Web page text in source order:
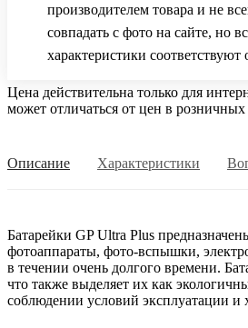
производителем товара и не
совпадать с фото на сайте, но
характеристики
Цена действительна только для
может отличаться от цен в розничных
Описание Характеристики
Батарейки GP Ultra Plus
фотоаппараты, фото-вспышки,
в течении очень долгого времени.
что также выделяет их как
соблюдении условий эксплуатации и